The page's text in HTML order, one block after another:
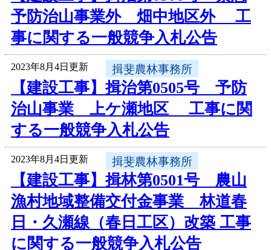
予防治山事業外 畑中地区外 工
事に関する一般競争入札公告
2023年8月4日更新 揖斐農林事務所
【建設工事】揖治第0505号 予防
治山事業 上ケ瀬地区 工事に関
する一般競争入札公告
2023年8月4日更新 揖斐農林事務所
【建設工事】揖林第0501号 農山
漁村地域整備交付金事業 林道春
日・久瀬線（春日工区）改築 工事
に関する一般競争入札公告